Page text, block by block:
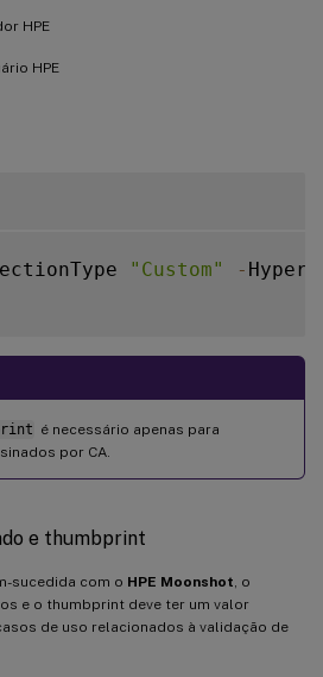
HPE
HPE
"Custom" -
é necessário apenas para
por CA.
e thumbprint
sucedida com o HPE Moonshot , o
e o thumbprint deve ter um valor
de uso relacionados à validação de